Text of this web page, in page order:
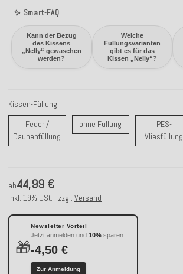
✨ Smart-FAQ
Kann der Bezug
des Kissens
„Nelly“ gewaschen
werden?
Welche
Füllungsvarianten
gibt es für das
Kissen „Nelly“?
Kissen-Füllung
Feder /
Daunenfüllung Feder / Daunenfüllung
ohne Füllung ohne FüllungPES-
Vliesfüllung
ab44,99 €
inkl. 19% USt. , zzgl. Versand
🎁
Newsletter Vorteil
Jetzt anmelden und 10% sparen:
-4,50 €
Zur Anmeldung